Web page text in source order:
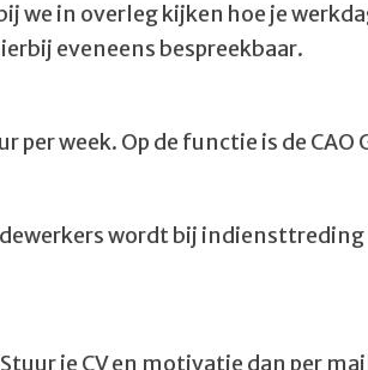
we in overleg kijken hoe je
eveneens bespreekbaar.
week. Op de functie is de CAO
wordt bij
je CV en motivatie dan per